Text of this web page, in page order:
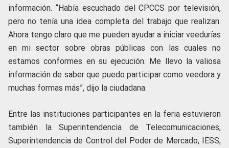
información. “Había escuchado del CPCCS por televisión,
pero no tenía una idea completa del trabajo que realizan.
Ahora tengo claro que me pueden ayudar a iniciar veedurías
en mi sector sobre obras públicas con las cuales no
estamos conformes en su ejecución. Me llevo la valiosa
información de saber que puedo participar como veedora y
muchas formas más”, dijo la ciudadana.
Entre las instituciones participantes en la feria estuvieron
también la Superintendencia de Telecomunicaciones,
Superintendencia de Control del Poder de Mercado, IESS,